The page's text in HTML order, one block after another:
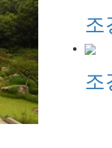
조
조